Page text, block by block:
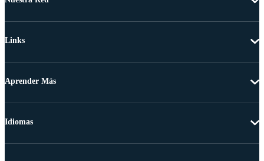
Links
Aprender Más
Idiomas